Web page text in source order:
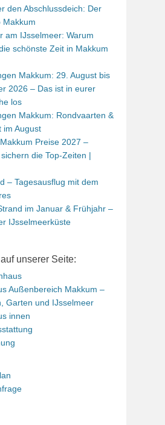
den Abschlussdeich: Der
Makkum
am IJsselmeer: Warum
schönste Zeit in Makkum
Makkum: 29. August bis
2026 – Das ist in eurer
los
Makkum: Rondvaarten &
im August
Preise 2027 –
die Top-Zeiten |
– Tagesausflug mit dem
im Januar & Frühjahr –
IJsselmeerküste
unserer Seite:
Außenbereich Makkum –
Garten und IJsselmeer
innen